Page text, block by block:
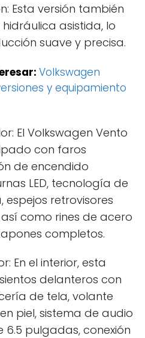
Esta versión también
asistida, lo
suave y precisa.
Volkswagen
y equipamiento
El Volkswagen Vento
con faros
de encendido
LED, tecnología de
espejos retrovisores
como rines de acero
completos.
En el interior, esta
delanteros con
de tela, volante
piel, sistema de audio
pulgadas, conexión